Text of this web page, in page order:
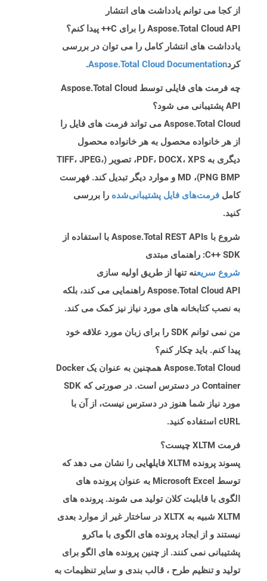
از کجا می توانم یادداشت های انتشار
Aspose.Total Cloud API را برای C++ پیدا کنم؟
یادداشت های انتشار کامل را می توان در بررسی
کردAspose.Total Cloud Documentation
.
چه فرمت های فایلی توسط Aspose.Total Cloud
API پشتیبانی می شود؟
Aspose.Total Cloud می تواند فرمت های فایل را
از هر خانواده محصول به هر خانواده محصول
دیگری به PDF، DOCX، XPS، تصویر (TIFF، JPEG،
PNG BMP)، MD و موارد دیگر تبدیل کند. فهرست
کامل فرمت‌های فایل پشتیبانی‌شده را بررسی
کنید.
شروع با Aspose.Total REST APIs با استفاده از
C++ SDK: راهنمای مبتدی
شروع سریعنه تنها از طریق اولیه سازی
Aspose.Total Cloud API راهنمایی می کند، بلکه
به نصب کتابخانه های مورد نیاز نیز کمک می کند.
من نمی توانم SDK را برای زبان مورد علاقه خود
پیدا کنم. باید چکار کنم؟
Aspose.Total Cloud همچنین به عنوان یک Docker
Container در دسترس است. در صورتی که SDK
مورد نیاز شما هنوز در دسترس نیست، از آن با
cURL استفاده کنید.
فرمت XLTM چیست؟
پسوند پرونده XLTM فایلهایی را نشان می دهد که
توسط Microsoft Excel به عنوان پرونده های
الگوی با قابلیت کلان تولید می شوند. پرونده های
XLTM شبیه به XLTX در ساختار غیر از موارد بعدی
نیستند و از ایجاد پرونده های الگوی با ماکرو
پشتیبانی نمی کنند. از چنین پرونده های الگو برای
تولید و تنظیم طرح ، قالب بندی و سایر تنظیمات به